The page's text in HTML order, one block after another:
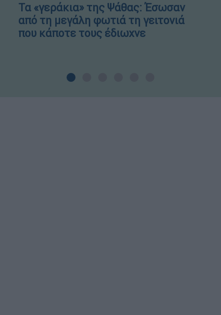
Τα «γεράκια» της Ψάθας: Έσωσαν
από τη μεγάλη φωτιά τη γειτονιά
που κάποτε τους έδιωχνε